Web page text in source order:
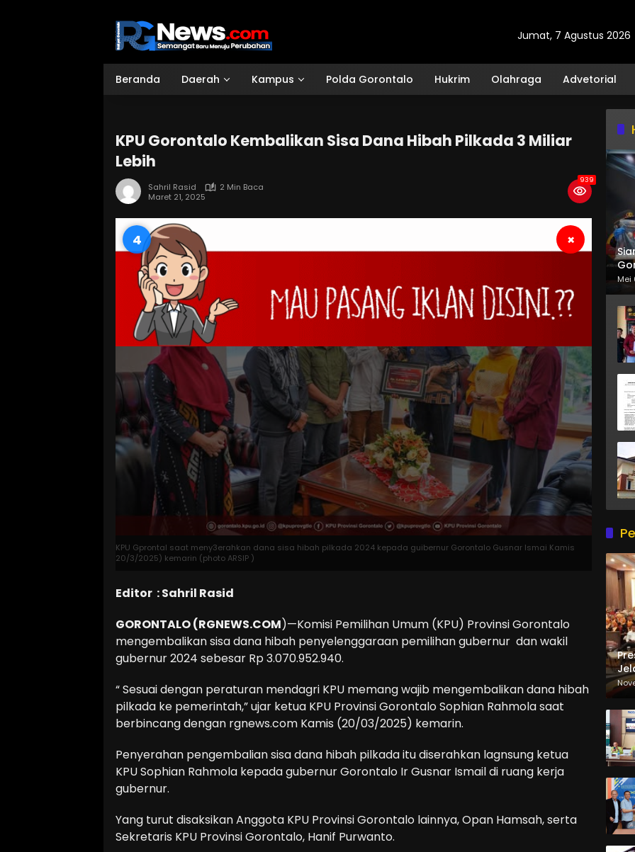
Jumat, 7 Agustus 2026
Beranda Daerah Kampus Polda Gorontalo Hukrim Olahraga Advetorial
KPU Gorontalo Kembalikan Sisa Dana Hibah Pilkada 3 Miliar
Lebih
Sahril Rasid
2 Min Baca
Maret 21, 2025
939
3 ×
KPU Gprontal saat meny3erahkan dana sisa hibah pilkada 2024 kepada guibernur Gorontalo Gusnar Ismai Kamis
20/3/2025) kemarin (photo ARSIP )
Editor : Sahril Rasid
GORONTALO (RGNEWS.COM)—Komisi Pemilihan Umum (KPU) Provinsi Gorontalo
mengembalikan sisa dana hibah penyelenggaraan pemilihan gubernur dan wakil
gubernur 2024 sebesar Rp 3.070.952.940.
“ Sesuai dengan peraturan mendagri KPU memang wajib mengembalikan dana hibah
pilkada ke pemerintah,” ujar ketua KPU Provinsi Gorontalo Sophian Rahmola saat
berbincang dengan rgnews.com Kamis (20/03/2025) kemarin.
Penyerahan pengembalian sisa dana hibah pilkada itu diserahkan lagnsung ketua
KPU Sophian Rahmola kepada gubernur Gorontalo Ir Gusnar Ismail di ruang kerja
gubernur.
Yang turut disaksikan Anggota KPU Provinsi Gorontalo lainnya, Opan Hamsah, serta
Sekretaris KPU Provinsi Gorontalo, Hanif Purwanto.
Mei